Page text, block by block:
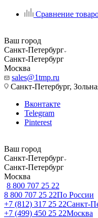
Сравнение
Ваш город
Санкт-Петербург
Санкт-Петербург
Москва
sales@1tmp.ru
Санкт-Петербург,
Вконтакте
Telegram
Pinterest
Ваш город
Санкт-Петербург
Санкт-Петербург
Москва
8 800 707 25 22
8 800 707 25 22По России
+7 (812) 317 25 22Санкт-
+7 (499) 450 25 22Москва